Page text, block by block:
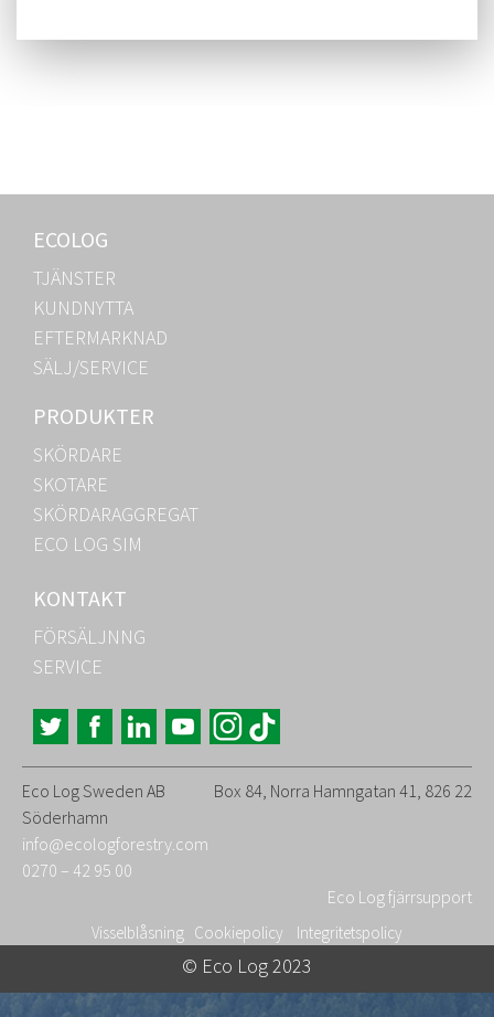
ECOLOG
TJÄNSTER
KUNDNYTTA
EFTERMARKNAD
SÄLJ/SERVICE
PRODUKTER
SKÖRDARE
SKOTARE
SKÖRDARAGGREGAT
ECO LOG SIM
KONTAKT
FÖRSÄLJNNG
SERVICE
Eco Log Sweden AB
Box 84, Norra Hamngatan 41, 826 22
Söderhamn
info@ecologforestry.com
0270 – 42 95 00
Eco Log fjärrsupport
Visselblåsning Cookiepolicy Integritetspolicy
© Eco Log 2023